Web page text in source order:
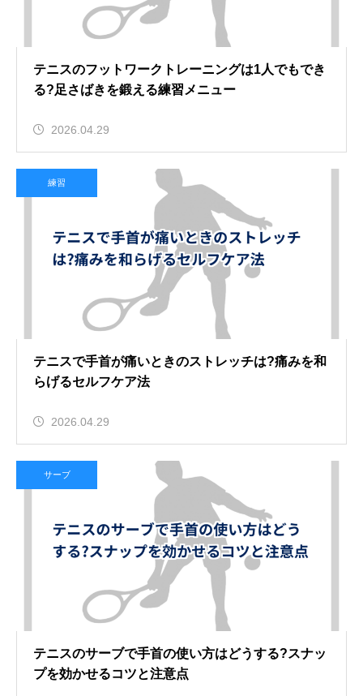
テニスのフットワークトレーニングは1人でもでき
る?足さばきを鍛える練習メニュー
2026.04.29
練習
テニスで手首が痛いときのストレッチは?痛みを和
らげるセルフケア法
2026.04.29
サーブ
テニスのサーブで手首の使い方はどうする?スナッ
プを効かせるコツと注意点